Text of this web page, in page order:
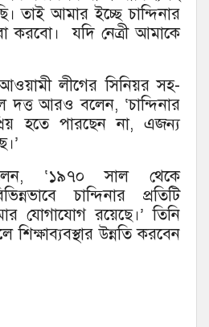
তাই আমার ইচ্ছে চান্দিনার
করবো। যদি নেত্রী আমাকে
লীগের সিনিয়র সহ-
দত্ত আরও বলেন, ‘চান্দিনার
হতে পারছেন না, এজন্য
‘১৯৭০ সাল থেকে
চান্দিনার প্রতিটি
যোগাযোগ রয়েছে।’ তিনি
শিক্ষাব্যবস্থার উন্নতি করবেন